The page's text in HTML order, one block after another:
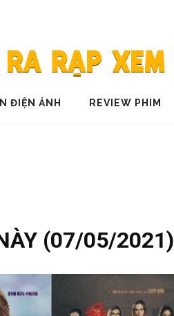
ĐIỆN ẢNH REVIEW PHIM
(07/05/2021)